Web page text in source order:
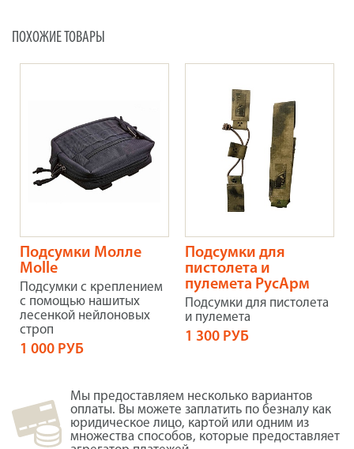
ПОХОЖИЕ ТОВАРЫ
Подсумки Молле
Molle
Подсумки с креплением
с помощью нашитых
лесенкой нейлоновых
строп
1 000 РУБ
Подсумки для
пистолета и
пулемета РусАрм
Подсумки для пистолета
и пулемета
1 300 РУБ
Мы предоставляем несколько вариантов
оплаты. Вы можете заплатить по безналу как
юридическое лицо, картой или одним из
множества способов, которые предоставляет